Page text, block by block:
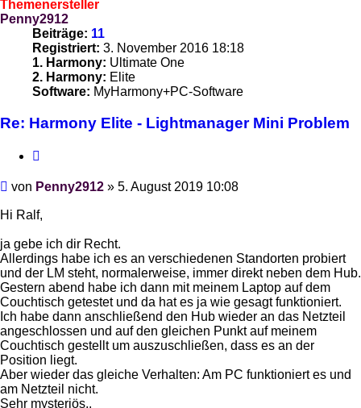
Themenersteller
Penny2912
Beiträge: 11
Registriert: 3. November 2016 18:18
1. Harmony: Ultimate One
2. Harmony: Elite
Software: MyHarmony+PC-Software
Re: Harmony Elite - Lightmanager Mini Problem
Beitrag
von Penny2912 » 5. August 2019 10:08
Hi Ralf,
ja gebe ich dir Recht.
Allerdings habe ich es an verschiedenen Standorten probiert
und der LM steht, normalerweise, immer direkt neben dem Hub.
Gestern abend habe ich dann mit meinem Laptop auf dem
Couchtisch getestet und da hat es ja wie gesagt funktioniert.
Ich habe dann anschließend den Hub wieder an das Netzteil
angeschlossen und auf den gleichen Punkt auf meinem
Couchtisch gestellt um auszuschließen, dass es an der
Position liegt.
Aber wieder das gleiche Verhalten: Am PC funktioniert es und
am Netzteil nicht.
Sehr mysteriös..